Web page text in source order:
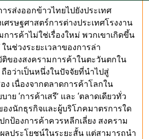
รส่งออกข้าวไทยไปยังประเทศ
ศรษฐศาสตร์การต่างประเทศโรงงาน
การค้าไม่ใช่เรื่องใหม่ พวกเขาเกิดขึ้น
นช่วงระยะเวลาของการล่า
ของสงครามการค้าในตะวันตกใน
อว่าเป็นหนึ่งในปัจจัยที่นำไปสู่
ง เนื่องจากตลาดการค้าโลกใน
ย ‘การค้าเสรี’ และ ‘ตลาดเดียวทั่ว
องนักธุรกิจและผู้บริโภคมาตรการใด
กป้องการค้าควรหลีกเลี่ยง สงคราม
ลประโยชน์ในระยะสั้น แต่สามารถนำ